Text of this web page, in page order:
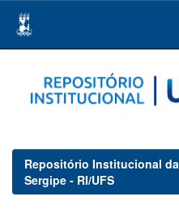
navigation
Repositório Institucional
Sergipe - RI/UFS